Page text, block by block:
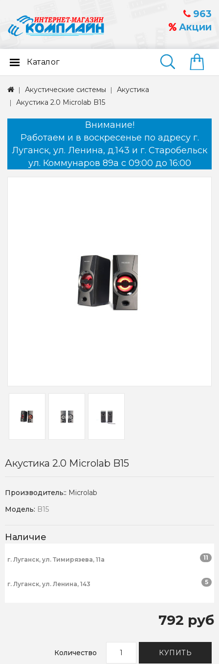
963
Акции
Найти
Каталог
Акустические системы
Акустика
Акустика 2.0 Microlab B15
Внимание!
Работаем и в воскресенье по адресу г.
Луганск, ул. Ленина, д.143 и г. Старобельск
ул. Коммунаров 89а с 09:00 до 16:00
Акустика 2.0 Microlab B15
Производитель:: Microlab
Модель: B15
Наличие
г. Луганск, ул. Тимирязева, 11а 11
г. Луганск, ул. Ленина, 143 5
792 руб
Количество КУПИТЬ